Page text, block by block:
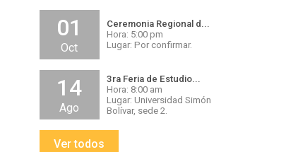
01
Oct
Ceremonia Regional d...
Hora: 5:00 pm
Lugar: Por confirmar.
14
Ago
3ra Feria de Estudio...
Hora: 8:00 am
Lugar: Universidad Simón
Bolívar, sede 2.
Ver todos